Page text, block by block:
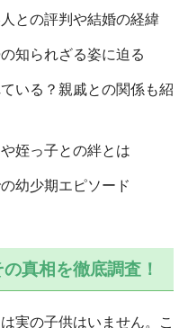
との評判や結婚の経緯
知られざる姿に迫る
いる？親戚との関係も紹
姪っ子との絆とは
幼少期エピソード
真相を徹底調査！
実の子供はいません。こ